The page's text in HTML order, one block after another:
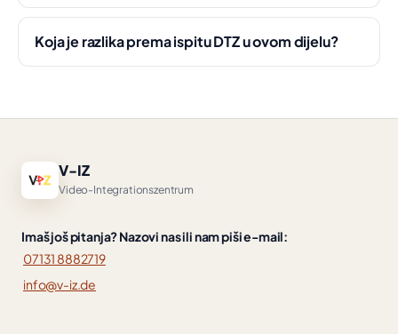
Koja je razlika prema ispitu DTZ u ovom dijelu?
V-IZ
Video-Integrationszentrum
Imaš još pitanja? Nazovi nas ili nam piši e-mail:
07131 8882719
info@v-iz.de